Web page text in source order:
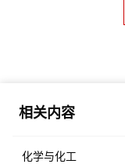
相关内容
化学与化工